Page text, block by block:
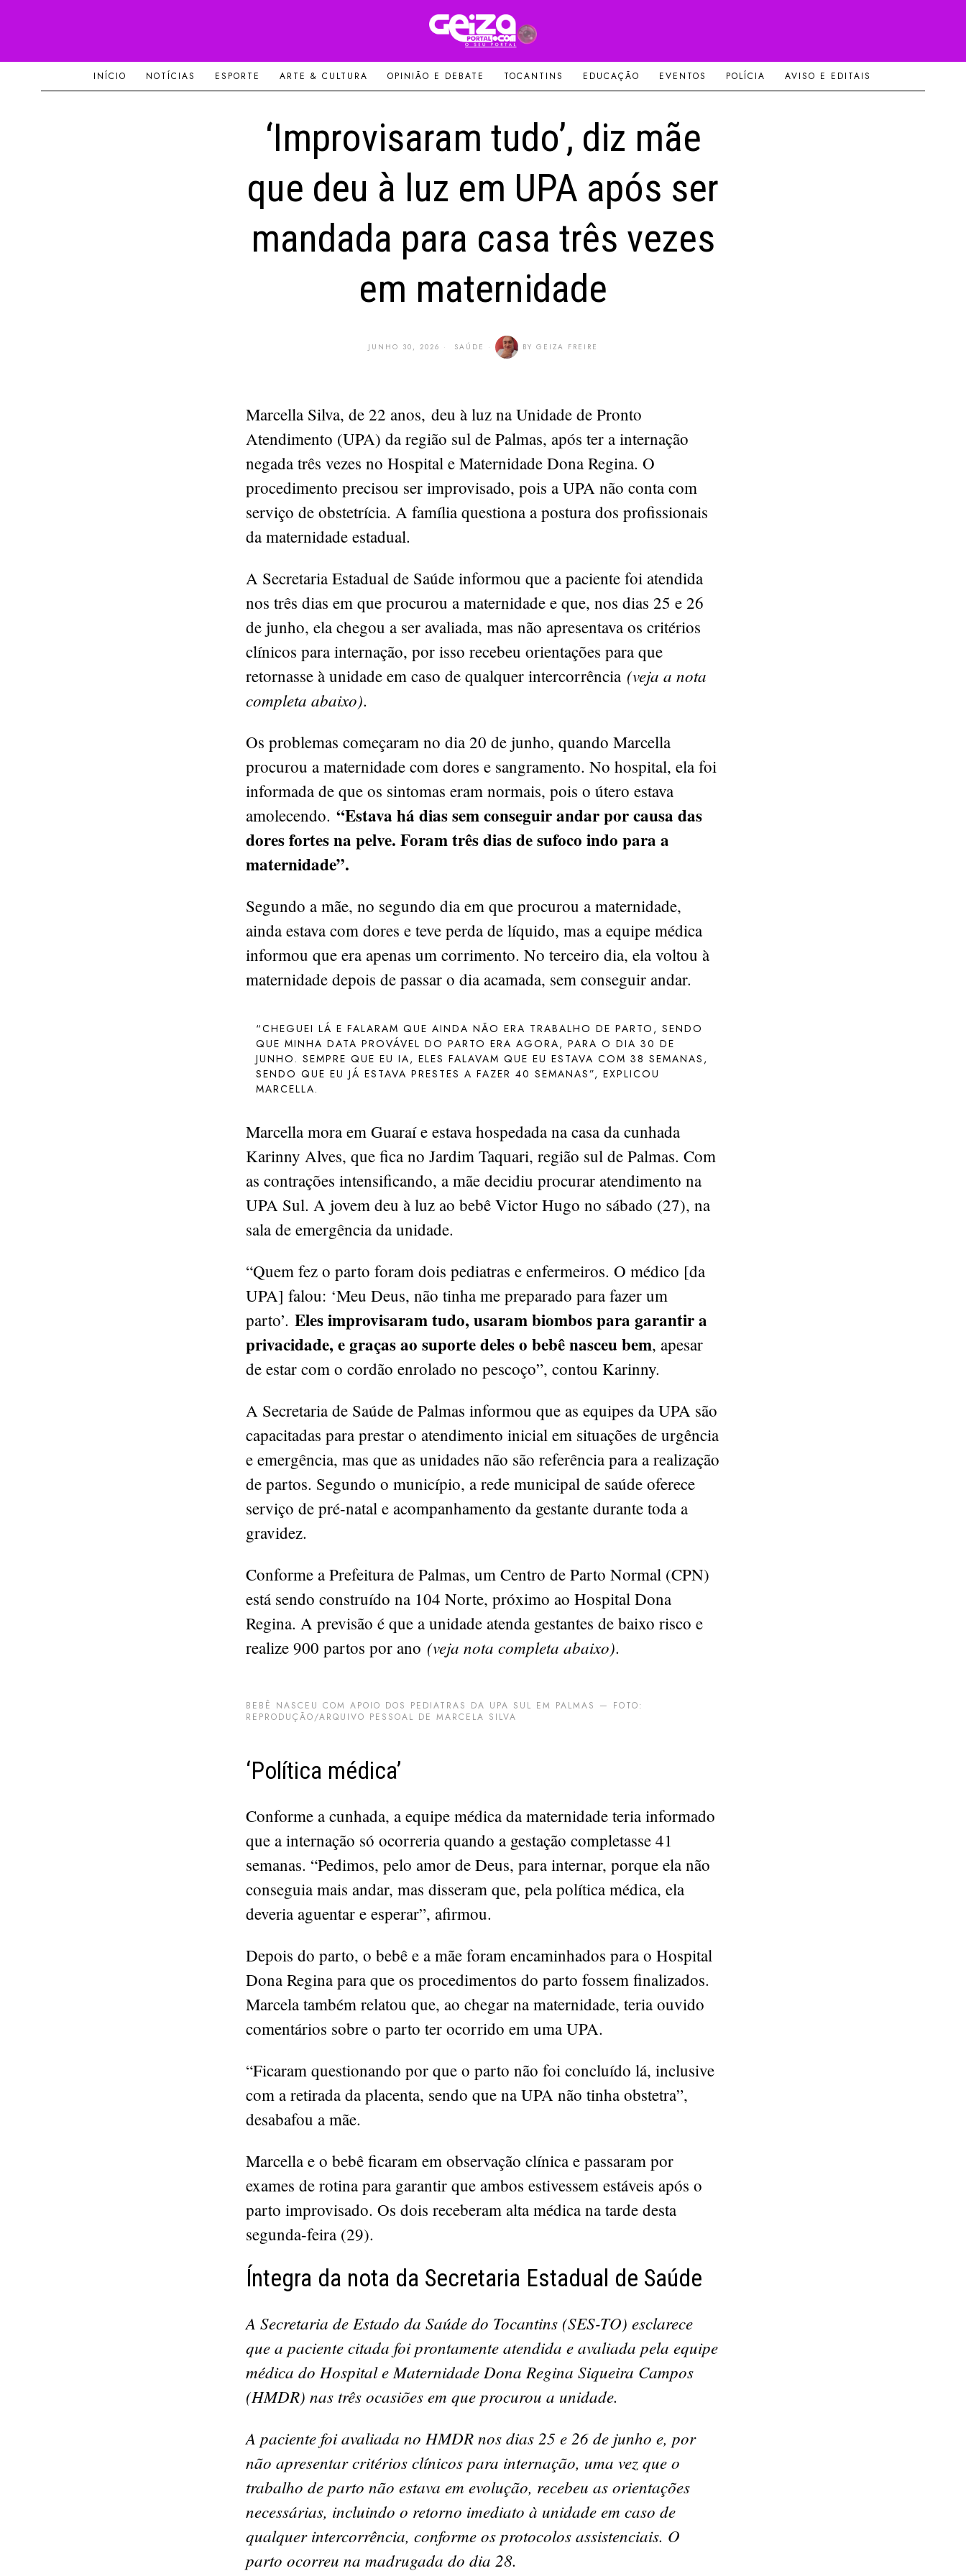
INÍCIO NOTÍCIAS ESPORTE ARTE & CULTURA OPINIÃO E DEBATE TOCANTINS EDUCAÇÃO EVENTOS POLÍCIA AVISO E EDITAIS
‘Improvisaram tudo’, diz mãe
que deu à luz em UPA após ser
mandada para casa três vezes
em maternidade
JUNHO 30, 2026 SAÚDE BY GEIZA FREIRE
Marcella Silva, de 22 anos, deu à luz na Unidade de Pronto
Atendimento (UPA) da região sul de Palmas, após ter a internação
negada três vezes no Hospital e Maternidade Dona Regina. O
procedimento precisou ser improvisado, pois a UPA não conta com
serviço de obstetrícia. A família questiona a postura dos profissionais
da maternidade estadual.
A Secretaria Estadual de Saúde informou que a paciente foi atendida
nos três dias em que procurou a maternidade e que, nos dias 25 e 26
de junho, ela chegou a ser avaliada, mas não apresentava os critérios
clínicos para internação, por isso recebeu orientações para que
retornasse à unidade em caso de qualquer intercorrência(veja a nota
completa abaixo).
Os problemas começaram no dia 20 de junho, quando Marcella
procurou a maternidade com dores e sangramento. No hospital, ela foi
informada de que os sintomas eram normais, pois o útero estava
amolecendo. “Estava há dias sem conseguir andar por causa das
dores fortes na pelve. Foram três dias de sufoco indo para a
maternidade”.
Segundo a mãe, no segundo dia em que procurou a maternidade,
ainda estava com dores e teve perda de líquido, mas a equipe médica
informou que era apenas um corrimento. No terceiro dia, ela voltou à
maternidade depois de passar o dia acamada, sem conseguir andar.
“CHEGUEI LÁ E FALARAM QUE AINDA NÃO ERA TRABALHO DE PARTO, SENDO
QUE MINHA DATA PROVÁVEL DO PARTO ERA AGORA, PARA O DIA 30 DE
JUNHO. SEMPRE QUE EU IA, ELES FALAVAM QUE EU ESTAVA COM 38 SEMANAS,
SENDO QUE EU JÁ ESTAVA PRESTES A FAZER 40 SEMANAS”, EXPLICOU
MARCELLA.
Marcella mora em Guaraí e estava hospedada na casa da cunhada
Karinny Alves, que fica no Jardim Taquari, região sul de Palmas. Com
as contrações intensificando, a mãe decidiu procurar atendimento na
UPA Sul. A jovem deu à luz ao bebê Victor Hugo no sábado (27), na
sala de emergência da unidade.
“Quem fez o parto foram dois pediatras e enfermeiros. O médico [da
UPA] falou: ‘Meu Deus, não tinha me preparado para fazer um
parto’. Eles improvisaram tudo, usaram biombos para garantir a
privacidade, e graças ao suporte deles o bebê nasceu bem, apesar
de estar com o cordão enrolado no pescoço”, contou Karinny.
A Secretaria de Saúde de Palmas informou que as equipes da UPA são
capacitadas para prestar o atendimento inicial em situações de urgência
e emergência, mas que as unidades não são referência para a realização
de partos. Segundo o município, a rede municipal de saúde oferece
serviço de pré-natal e acompanhamento da gestante durante toda a
gravidez.
Conforme a Prefeitura de Palmas, um Centro de Parto Normal (CPN)
está sendo construído na 104 Norte, próximo ao Hospital Dona
Regina. A previsão é que a unidade atenda gestantes de baixo risco e
realize 900 partos por ano (veja nota completa abaixo).
BEBÊ NASCEU COM APOIO DOS PEDIATRAS DA UPA SUL EM PALMAS — FOTO:
REPRODUÇÃO/ARQUIVO PESSOAL DE MARCELA SILVA
‘Política médica’
Conforme a cunhada, a equipe médica da maternidade teria informado
que a internação só ocorreria quando a gestação completasse 41
semanas. “Pedimos, pelo amor de Deus, para internar, porque ela não
conseguia mais andar, mas disseram que, pela política médica, ela
deveria aguentar e esperar”, afirmou.
Depois do parto, o bebê e a mãe foram encaminhados para o Hospital
Dona Regina para que os procedimentos do parto fossem finalizados.
Marcela também relatou que, ao chegar na maternidade, teria ouvido
comentários sobre o parto ter ocorrido em uma UPA.
“Ficaram questionando por que o parto não foi concluído lá, inclusive
com a retirada da placenta, sendo que na UPA não tinha obstetra”,
desabafou a mãe.
Marcella e o bebê ficaram em observação clínica e passaram por
exames de rotina para garantir que ambos estivessem estáveis após o
parto improvisado. Os dois receberam alta médica na tarde desta
segunda-feira (29).
Íntegra da nota da Secretaria Estadual de Saúde
A Secretaria de Estado da Saúde do Tocantins (SES-TO) esclarece
que a paciente citada foi prontamente atendida e avaliada pela equipe
médica do Hospital e Maternidade Dona Regina Siqueira Campos
(HMDR) nas três ocasiões em que procurou a unidade.
A paciente foi avaliada no HMDR nos dias 25 e 26 de junho e, por
não apresentar critérios clínicos para internação, uma vez que o
trabalho de parto não estava em evolução, recebeu as orientações
necessárias, incluindo o retorno imediato à unidade em caso de
qualquer intercorrência, conforme os protocolos assistenciais. O
parto ocorreu na madrugada do dia 28.